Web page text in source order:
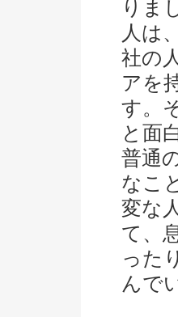
りま
人は
社の
アを
す。
と面
普通
なこ
変な
て、
った
んで